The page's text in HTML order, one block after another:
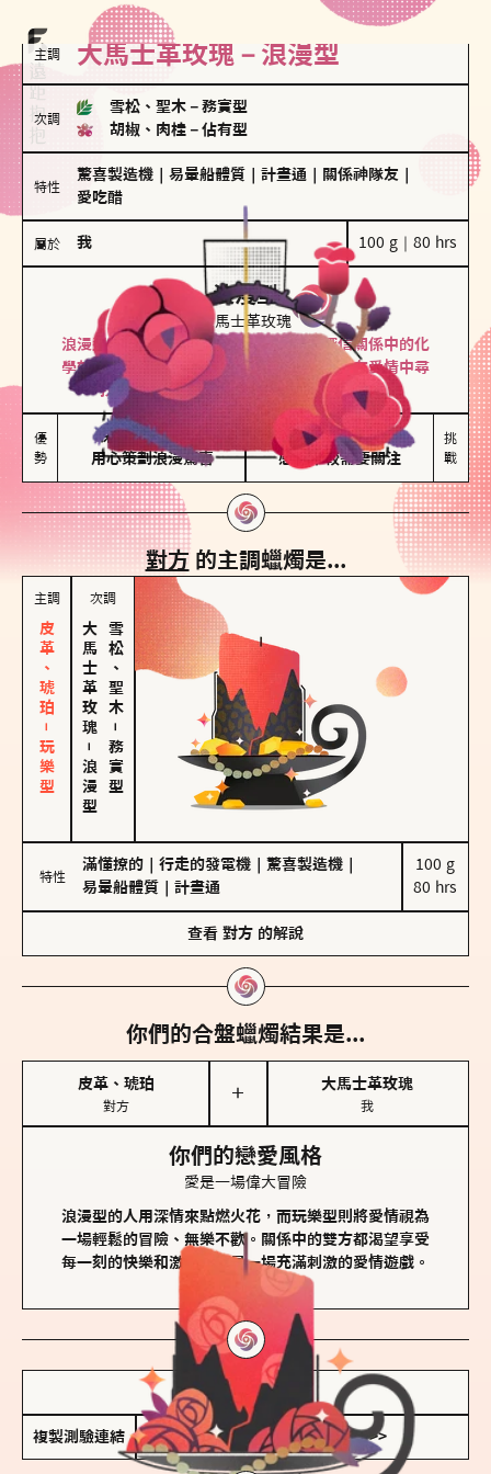
主調 大馬士革玫瑰－浪漫型
次調
雪松、聖木 － 務實型
胡椒、肉桂 － 佔有型
特性
驚喜製造機 易暈船體質 計畫通 關係神隊友
愛吃醋
屬於 我 100 g｜80 hrs
浪漫型
大馬士革玫瑰
浪漫型的人以激情與性吸引力為基礎，深信關係中的化
學效應，認為每次相遇都是命中註定。傾向在愛情中尋
找火花，經常表達對另一半的愛意和讚美。
優
勢
保持戀愛新鮮感
用心策劃浪漫驚喜
情緒起伏較大
感情中較需要關注
挑
戰
對方的主調蠟燭是...
主調
皮革、琥珀－玩樂型
次調
大馬士革玫瑰
－
浪漫型
雪松、聖木
－
務實型
特性
滿懂撩的 行走的發電機 驚喜製造機
易暈船體質
計畫通
100 g
80 hrs
查看 對方 的解說
你們的合盤蠟燭結果是...
皮革、琥珀
對方
＋
大馬士革玫瑰
我
你們的戀愛風格
愛是一場偉大冒險
浪漫型的人用深情來點燃火花，而玩樂型則將愛情視為
一場輕鬆的冒險、無樂不歡。關係中的雙方都渴望享受
每一刻的快樂和激動，像是一場充滿刺激的愛情遊戲。
儲存我的結果圖
複製測驗連結 查看香氛類型全解析 >>>